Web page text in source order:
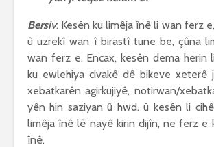
Bersiv: Kesên ku limêja înê li wan ferz
û uzrekî wan î birastî tune be, çûna
wan ferz e. Encax, kesên dema herin
ku ewlehiya civakê dê bikeve xeterê
xebatkarên agirkujiyê, notirwan/
yên hin saziyan û hwd. û kesên li
limêja înê lê nayê kirin dijîn, ne ferz e
înê.